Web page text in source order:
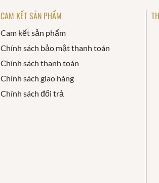
CAM KẾT SẢN PHẨM
Cam kết sản phẩm
Chính sách bảo mật thanh toán
Chính sách thanh toán
Chính sách giao hàng
Chính sách đổi trả